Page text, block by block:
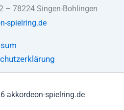
– 78224 Singen-Bohlingen
spielring.de
akkordeon-spielring.de